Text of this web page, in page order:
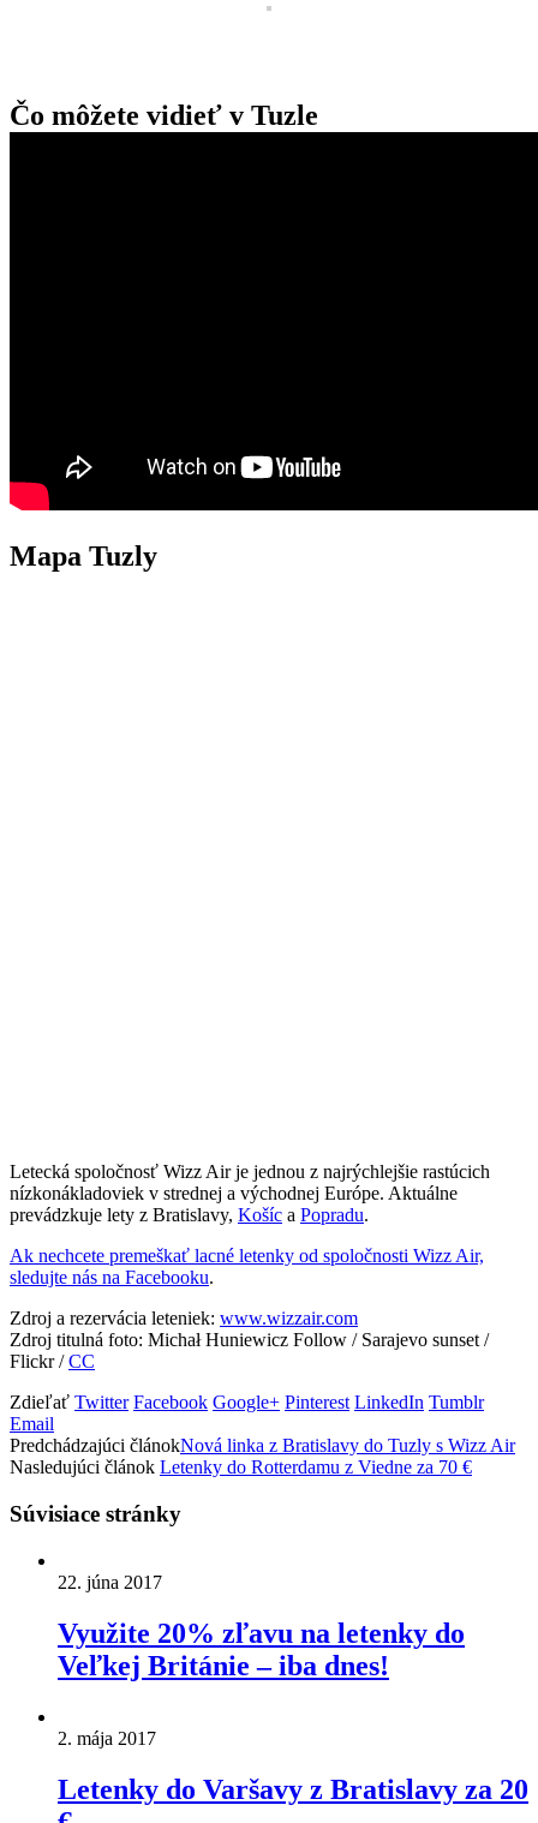
Čo môžete vidieť v Tuzle
Mapa Tuzly
Letecká spoločnosť Wizz Air je jednou z najrýchlejšie rastúcich
nízkonákladoviek v strednej a východnej Európe. Aktuálne
prevádzkuje lety z Bratislavy, Košíc a Popradu.
Ak nechcete premeškať lacné letenky od spoločnosti Wizz Air,
sledujte nás na Facebooku.
Zdroj a rezervácia leteniek: www.wizzair.com
Zdroj titulná foto: Michał Huniewicz Follow / Sarajevo sunset /
Flickr /CC
Zdieľať Twitter Facebook Google+ Pinterest LinkedIn Tumblr
Email
Predchádzajúci článokNová linka z Bratislavy do Tuzly s Wizz Air
Nasledujúci článok Letenky do Rotterdamu z Viedne za 70 €
Súvisiace stránky
22. júna 2017
Využite 20% zľavu na letenky do
Veľkej Británie – iba dnes!
2. mája 2017
Letenky do Varšavy z Bratislavy za 20